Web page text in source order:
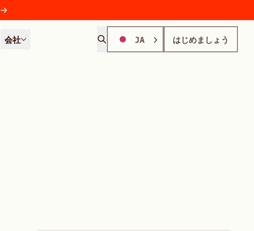
会社 JA はじめましょう